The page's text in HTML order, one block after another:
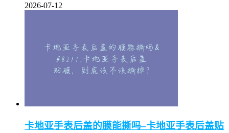
2026-07-12
卡地亚手表后盖的膜能撕吗–卡地亚手表后盖贴